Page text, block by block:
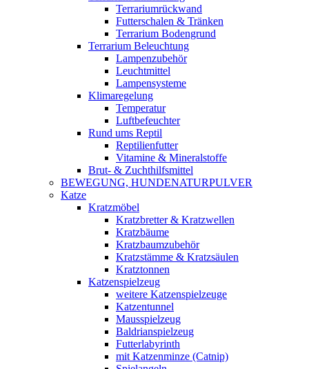
Terrariumrückwand
Futterschalen & Tränken
Terrarium Bodengrund
Terrarium Beleuchtung
Lampenzubehör
Leuchtmittel
Lampensysteme
Klimaregelung
Temperatur
Luftbefeuchter
Rund ums Reptil
Reptilienfutter
Vitamine & Mineralstoffe
Brut- & Zuchthilfsmittel
BEWEGUNG, HUNDENATURPULVER
Katze
Kratzmöbel
Kratzbretter & Kratzwellen
Kratzbäume
Kratzbaumzubehör
Kratzstämme & Kratzsäulen
Kratztonnen
Katzenspielzeug
weitere Katzenspielzeuge
Katzentunnel
Mausspielzeug
Baldrianspielzeug
Futterlabyrinth
mit Katzenminze (Catnip)